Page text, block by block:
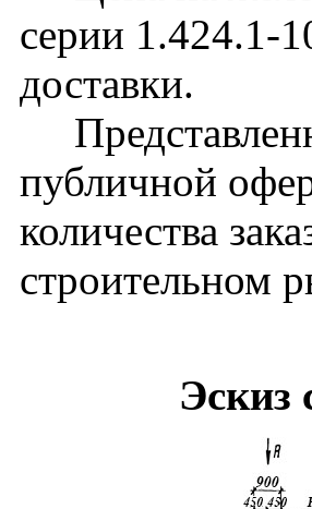
серии 1.424.1-
доставки.
публичной
количества
строительном
Эскиз